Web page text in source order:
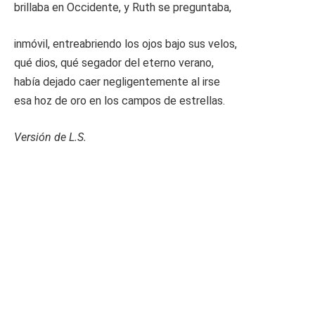
brillaba en Occidente, y Ruth se preguntaba,
inmóvil, entreabriendo los ojos bajo sus velos,
qué dios, qué segador del eterno verano,
había dejado caer negligentemente al irse
esa hoz de oro en los campos de estrellas.
Versión de L.S.